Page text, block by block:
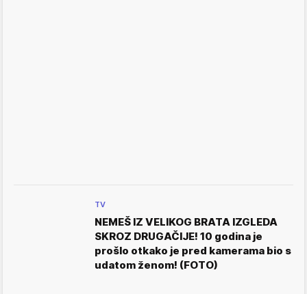
TV
NEMEŠ IZ VELIKOG BRATA IZGLEDA
SKROZ DRUGAČIJE! 10 godina je
prošlo otkako je pred kamerama bio s
udatom ženom! (FOTO)